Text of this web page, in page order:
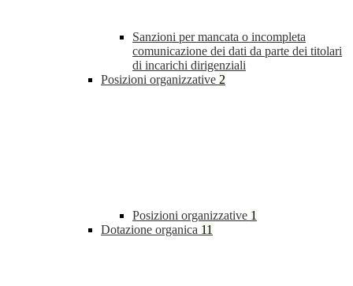
Sanzioni per mancata o incompleta
comunicazione dei dati da parte dei titolari
di incarichi dirigenziali
Posizioni organizzative 2
Posizioni organizzative 1
Dotazione organica 11